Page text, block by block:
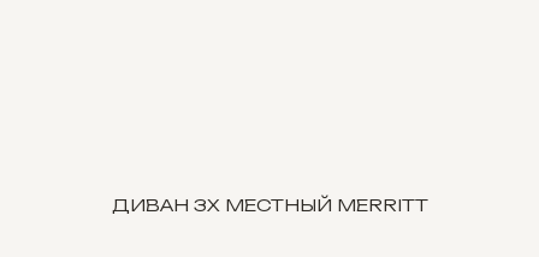
ДИВАН 3Х МЕСТНЫЙ MERRITT